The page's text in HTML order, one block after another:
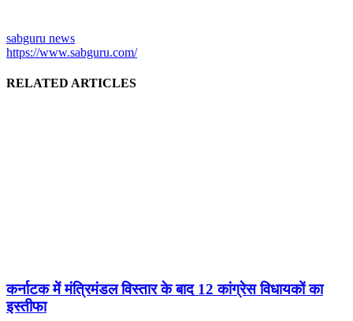
sabguru news
https://www.sabguru.com/
RELATED ARTICLES
कर्नाटक में मंत्रिमंडल विस्तार के बाद 12 कांग्रेस विधायकों का
इस्तीफा